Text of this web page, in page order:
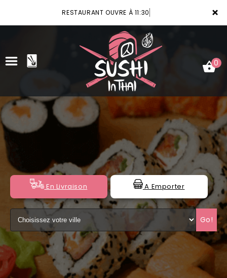
×
RESTAURANT OUVRE À 11:30
ACCUEIL
VOTRE COMPTE
NOTRE RESTAURANT
VOS AVIS
MENTIONS LÉGALES
C.G.V
0
En Livraison A Emporter
Go!